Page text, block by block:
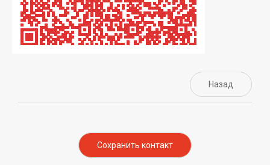
Назад
Сохранить контакт